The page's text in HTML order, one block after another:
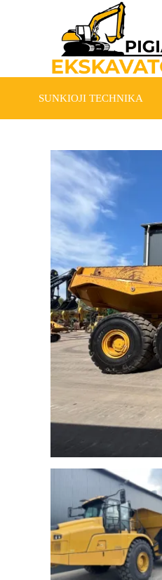
SUNKIOJI TECHNIKA